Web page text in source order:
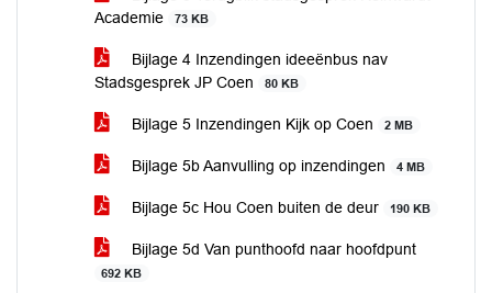
Academie
73 KB
Bijlage 4 Inzendingen ideeënbus nav
Stadsgesprek JP Coen
80 KB
Bijlage 5 Inzendingen Kijk op Coen 2 MB
Bijlage 5b Aanvulling op inzendingen 4 MB
Bijlage 5c Hou Coen buiten de deur 190 KB
Bijlage 5d Van punthoofd naar hoofdpunt
692 KB